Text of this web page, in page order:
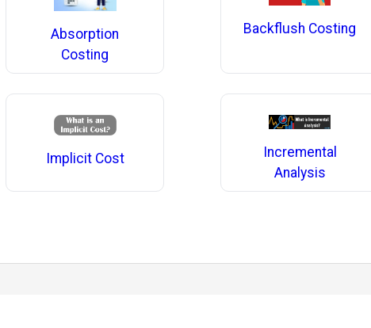
Absorption
Costing
Backflush Costing
Implicit Cost
Incremental
Analysis